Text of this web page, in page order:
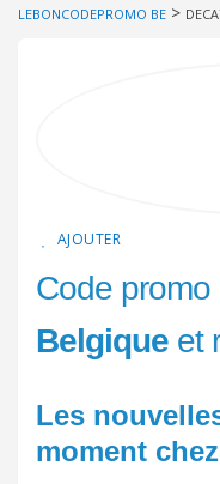
LEBONCODEPROMO BE >
AJOUTER
Code promo
Belgique et
Les
moment